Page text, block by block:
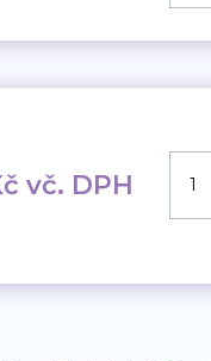
Aktuální
3495 Kč.
vč. DPH